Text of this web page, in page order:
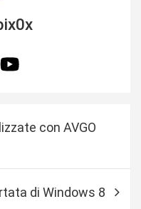
con AVGO
di Windows 8